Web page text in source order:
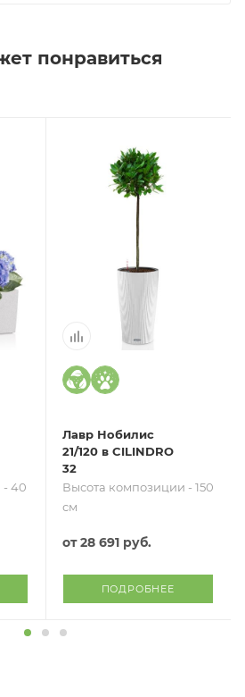
понравиться
- 40
Лавр Нобилис
21/120 в CILINDRO
32
Высота композиции - 150
см
от28 691 руб.
ПОДРОБНЕЕ